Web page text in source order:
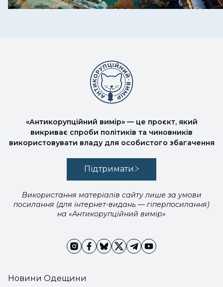
Новини Одещини
«Антикорупційний вимір» — це проєкт, який
викриває спроби політиків та чиновників
використовувати владу для особистого збагачення
Підтримати
Використання матеріалів сайту лише за умови
посилання (для інтернет-видань — гіперпосилання)
на «Антикорупційний вимір»